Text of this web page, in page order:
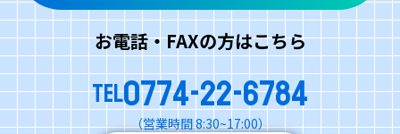
お電話・FAXの方はこちら
TEL0774-22-6784
（営業時間 8:30~17:00）